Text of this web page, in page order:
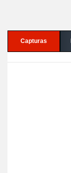
Capturas